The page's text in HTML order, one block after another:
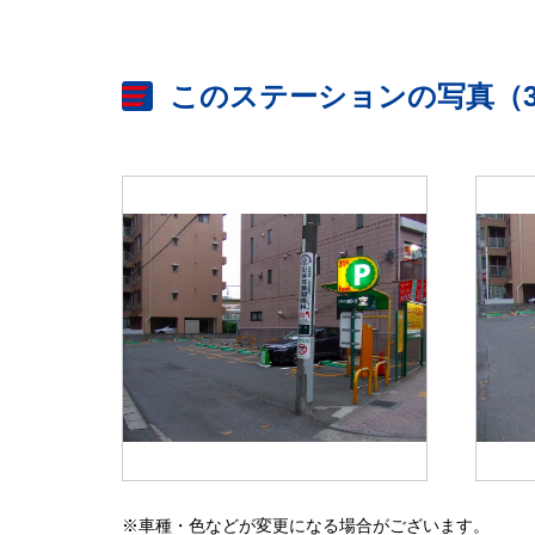
このステーションの写真（
※車種・色などが変更になる場合がございます。